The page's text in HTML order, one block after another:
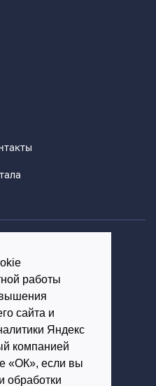
работы
сайта и
Яндекс
компанией
если вы
обработки
данных
только с
портала